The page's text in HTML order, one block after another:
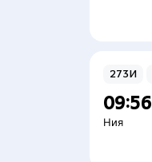
273И
09:56
Ния